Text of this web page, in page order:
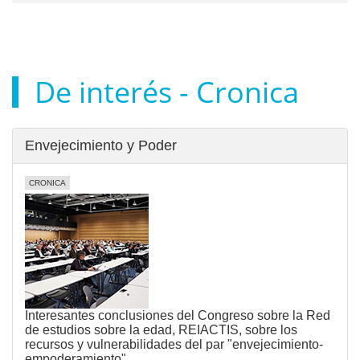
De interés - Cronica
Envejecimiento y Poder
CRONICA
Interesantes conclusiones del Congreso sobre la Red
de estudios sobre la edad, REIACTIS, sobre los
recursos y vulnerabilidades del par "envejecimiento-